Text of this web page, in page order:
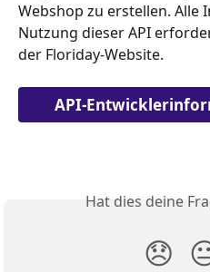
Webshop zu erstellen. Alle
Nutzung dieser API
der Floriday-Website.
API-
Hat dies deine
😞